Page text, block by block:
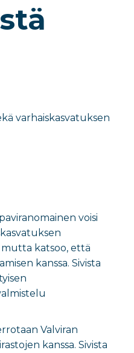
varhaiskasvatuksen
voisi
mutta katsoo, että
kanssa. Sivista
Valviran
kanssa. Sivista